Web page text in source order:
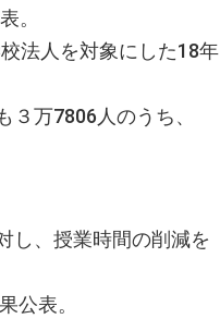
。
法人を対象にした18年
万7806人のうち、
し、授業時間の削減を
公表。